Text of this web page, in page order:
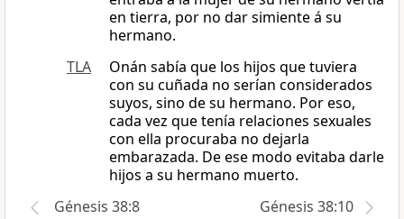
en tierra, por no dar simiente á su
hermano.
TLA
Onán sabía que los hijos que tuviera
con su cuñada no serían considerados
suyos, sino de su hermano. Por eso,
cada vez que tenía relaciones sexuales
con ella procuraba no dejarla
embarazada. De ese modo evitaba darle
hijos a su hermano muerto.
Génesis 38:8
Génesis 38:10